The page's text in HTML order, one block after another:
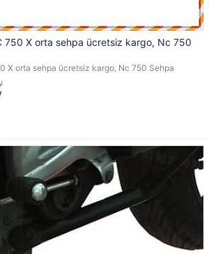
750 X orta sehpa ücretsiz kargo, Nc 750
X orta sehpa ücretsiz kargo, Nc 750 Sehpa